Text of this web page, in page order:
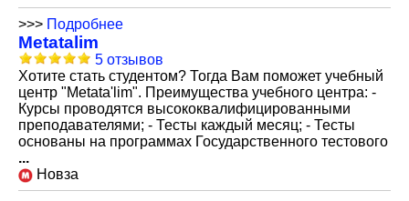
>>> Подробнее
Metatalim
5 отзывов
Хотите стать студентом? Тогда Вам поможет учебный
центр "Metata'lim". Преимущества учебного центра: -
Курсы проводятся высококвалифицированными
преподавателями; - Тесты каждый месяц; - Тесты
основаны на программах Государственного тестового
...
Новза